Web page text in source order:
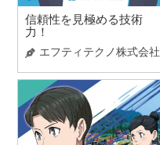
信頼性を見極める技術
力！
エフティテクノ株式会社